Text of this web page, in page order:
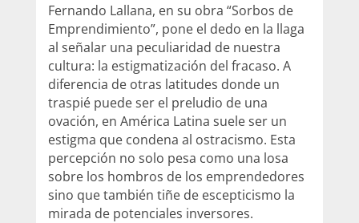
Fernando Lallana, en su obra “Sorbos de
Emprendimiento”, pone el dedo en la llaga
al señalar una peculiaridad de nuestra
cultura: la estigmatización del fracaso. A
diferencia de otras latitudes donde un
traspié puede ser el preludio de una
ovación, en América Latina suele ser un
estigma que condena al ostracismo. Esta
percepción no solo pesa como una losa
sobre los hombros de los emprendedores
sino que también tiñe de escepticismo la
mirada de potenciales inversores.